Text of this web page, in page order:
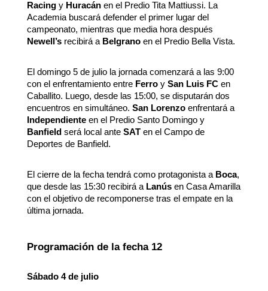
Racingy Huracánen el Predio Tita Mattiussi. La
Academia buscará defender el primer lugar del
campeonato, mientras que media hora después
Newell’srecibirá a Belgranoen el Predio Bella Vista.
El domingo 5 de julio la jornada comenzará a las 9:00
con el enfrentamiento entre Ferroy San Luis FCen
Caballito. Luego, desde las 15:00, se disputarán dos
encuentros en simultáneo. San Lorenzoenfrentará a
Independienteen el Predio Santo Domingo y
Banfield será local ante SATen el Campo de
Deportes de Banfield.
El cierre de la fecha tendrá como protagonista a Boca,
que desde las 15:30 recibirá a Lanúsen Casa Amarilla
con el objetivo de recomponerse tras el empate en la
última jornada.
Programación de la fecha 12
Sábado 4 de julio